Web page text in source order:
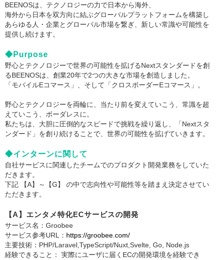
BEENOSは、テクノロジーの力で日本から海外、
海外から日本を双方向に結ぶグローバルプラットフォームを構築し
あらゆる人・企業とグローバル市場を繋ぎ、新しい常識や可能性を
提供し続けます。
◆Purpose
野心とテクノロジーで世界の可能性を拡げるNextスタンダードを創
るBEENOSは、創業20年で2つの大きな市場を創造しました。
「モバイルEコマース」、そして「クロスボーダーEコマース」。
野心とテクノロジーを両輪に、当たり前を変えていこう、常識を超
えていこう、ボーダレスに。
私たちは、大胆に圧倒的なスピードで挑戦を繰り返し、「Nextスタ
ンダード」を創り続けることで、世界の可能性を拡げていきます。
◆インターンに関して
自社サービスに関連したチームでのプロダクト開発業務をしていた
だきます。
下記 【A】～【G】 の中で志向性や可能性等を踏まえ決定させてい
ただきます。
【A】エンタメ特化ECサービスの開発
サービス名：Groobee
サービス参考URL： https://groobee.com/
主要技術：PHP/Laravel,TypeScript/Nuxt,Svelte, Go, Node.js
経験できること： 実際にユーザに届くECの開発環境を経験でき